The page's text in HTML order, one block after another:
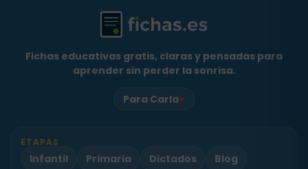
Fichas educativas gratis, claras y pensadas para
aprender sin perder la sonrisa.
Para Carla♥
ETAPAS
Infantil Primaria Dictados Blog